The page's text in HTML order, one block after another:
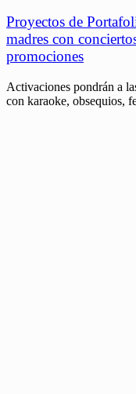
Proyectos de
madres con
promociones
Activaciones pondrán a
con karaoke, obsequios,